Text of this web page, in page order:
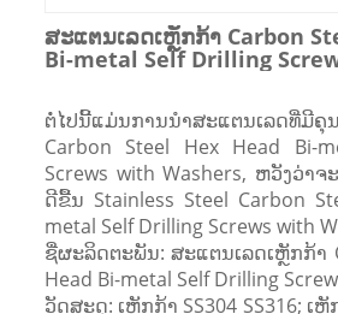
ສະແຕນເລດເຫຼັກກ້າ Carbon
Bi-metal Self Drilling
ຕໍ່ໄປນີ້ແມ່ນການນໍາສະແຕນເລດທີ່ມີຄຸ
Carbon Steel Hex Head Bi-
Screws with Washers, ຫວັງວ່າ
ດີຂື້ນ Stainless Steel Carbon
metal Self Drilling Screws with
ຊື່ຜະລິດຕະພັນ: ສະແຕນເລດເຫຼັກກ້າ
Head Bi-metal Self Drilling
ວັດສະດຸ: ເຫຼັກກ້າ SS304 SS316; ເ